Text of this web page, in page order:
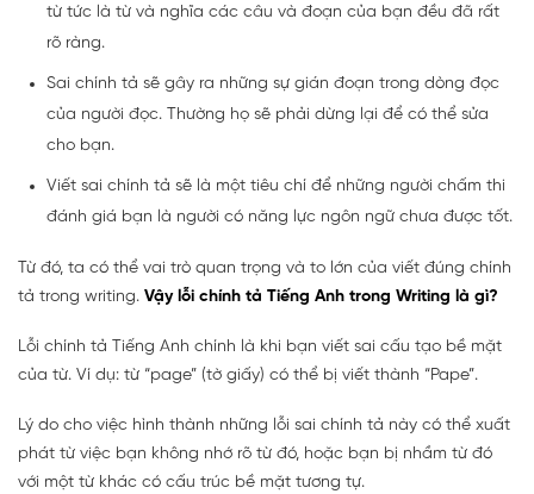
từ tức là từ và nghĩa các câu và đoạn của bạn đều đã rất
rõ ràng.
Sai chính tả sẽ gây ra những sự gián đoạn trong dòng đọc
của người đọc. Thường họ sẽ phải dừng lại để có thể sửa
cho bạn.
Viết sai chính tả sẽ là một tiêu chí để những người chấm thi
đánh giá bạn là người có năng lực ngôn ngữ chưa được tốt.
Từ đó, ta có thể vai trò quan trọng và to lớn của viết đúng chính
tả trong writing. Vậy lỗi chính tả Tiếng Anh trong Writing là gì?
Lỗi chính tả Tiếng Anh chính là khi bạn viết sai cấu tạo bề mặt
của từ. Ví dụ: từ “page” (tờ giấy) có thể bị viết thành “Pape”.
Lý do cho việc hình thành những lỗi sai chính tả này có thể xuất
phát từ việc bạn không nhớ rõ từ đó, hoặc bạn bị nhầm từ đó
với một từ khác có cấu trúc bề mặt tương tự.